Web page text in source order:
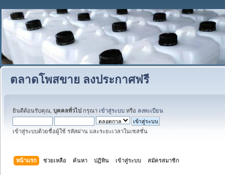
ตลาดโพสขาย ลงประกาศฟรี
ยินดีต้อนรับคุณ, บุคคลทั่วไป กรุณา เข้าสู่ระบบ หรือ ลงทะเบียน
เข้าสู่ระบบด้วยชื่อผู้ใช้ รหัสผ่าน และระยะเวลาในเซสชั่น
หน้าแรก ช่วยเหลือ ค้นหา ปฏิทิน เข้าสู่ระบบ สมัครสมาชิก